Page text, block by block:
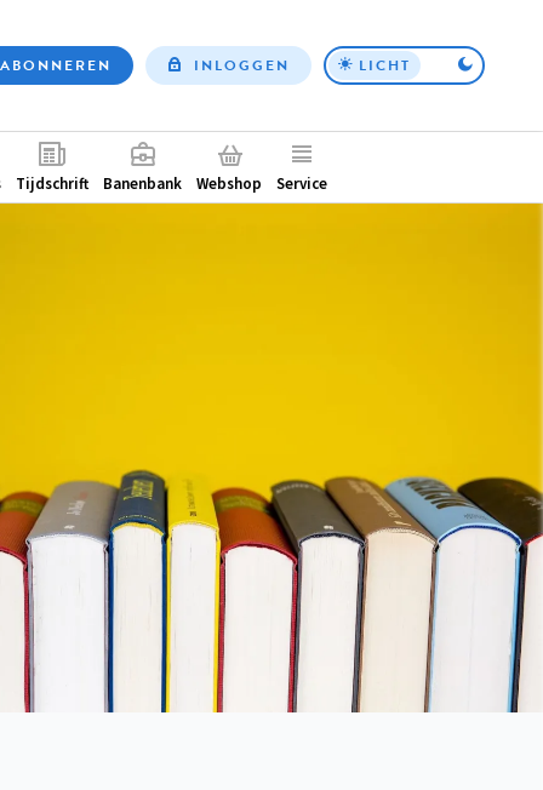
Top
ABONNEREN INLOGGEN LICHT
Tijdschrift Banenbank Webshop Service